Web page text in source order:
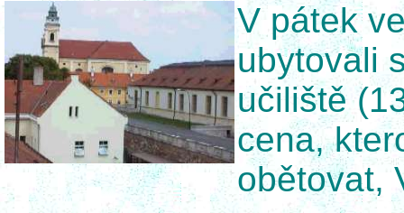
V pátek
ubytovali
učiliště
cena,
obětovat,